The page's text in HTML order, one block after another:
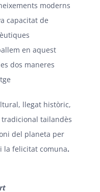
moderns
capacitat de
en aquest
dos maneres
llegat històric,
tailandès
del planeta per
la felicitat comuna.